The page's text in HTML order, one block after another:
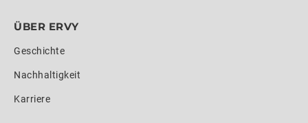
ÜBER ERVY
Geschichte
Nachhaltigkeit
Karriere